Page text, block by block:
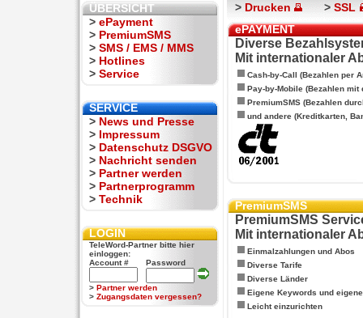
ÜBERSICHT
> ePayment
> PremiumSMS
> SMS / EMS / MMS
> Hotlines
> Service
SERVICE
> News und Presse
> Impressum
> Datenschutz DSGVO
> Nachricht senden
> Partner werden
> Partnerprogramm
> Technik
LOGIN
TeleWord-Partner bitte hier
einloggen:
Account #
Password
> Partner werden
> Zugangsdaten vergessen?
> Drucken > SSL
ePAYMENT
Diverse
Mit internationaler
Cash-by-Call (Bezahlen per
Pay-by-Mobile (Bezahlen mit
PremiumSMS (Bezahlen
und andere (Kreditkarten,
PremiumSMS
PremiumSMS
Mit internationaler
Einmalzahlungen und Abos
Diverse Tarife
Diverse Länder
Eigene Keywords und
Leicht einzurichten